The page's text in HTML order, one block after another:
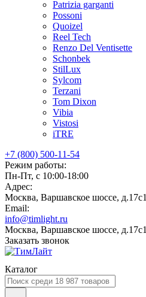
Patrizia garganti
Possoni
Quoizel
Reel Tech
Renzo Del Ventisette
Schonbek
StilLux
Sylcom
Terzani
Tom Dixon
Vibia
Vistosi
iTRE
+7 (800) 500-11-54
Режим работы:
Пн-Пт, с 10:00-18:00
Адрес:
Москва, Варшавское шоссе, д.17c1
Email:
info@timlight.ru
Москва, Варшавское шоссе, д.17c1
Заказать звонок
Каталог